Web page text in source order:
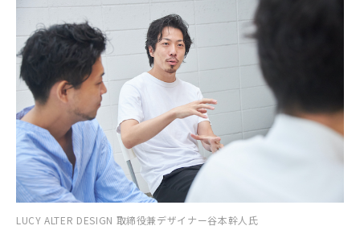
LUCY ALTER DESIGN 取締役兼デザイナー谷本幹人氏